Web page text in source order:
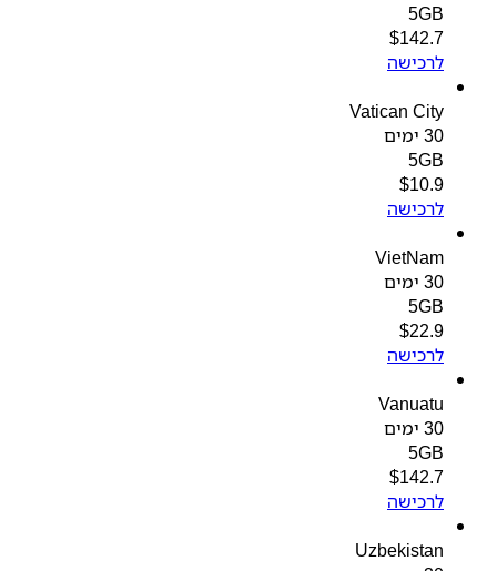
5GB
$142.7
לרכישה
Vatican City
5GB
$10.9
לרכישה
VietNam
5GB
$22.9
לרכישה
Vanuatu
5GB
$142.7
לרכישה
Uzbekistan